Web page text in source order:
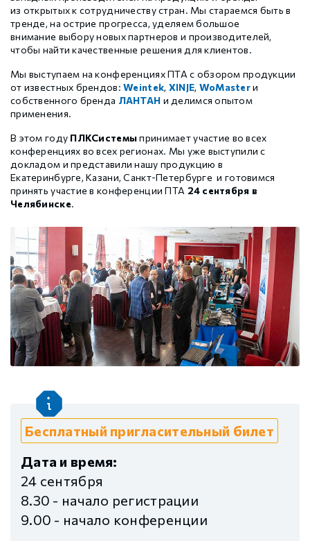
из открытых к сотрудничеству стран. Мы стараемся быть в
тренде, на острие прогресса, уделяем большое
внимание выбору новых партнеров и производителей,
чтобы найти качественные решения для клиентов.
Мы выступаем на конференциях ПТА с обзором продукции
от известных брендов:Weintek, XINJE, WoMasterи
собственного бренда ЛАНТАН и делимся опытом
применения.
В этом году ПЛКСистемыпринимает участие во всех
конференциях во всех регионах. Мы уже выступили с
докладом и представили нашу продукцию в
Екатеринбурге, Казани, Санкт-Петербурге и готовимся
принять участие в конференции ПТА 24 сентября в
Челябинске.
Бесплатный пригласительный билет
Дата и время:
24 сентября
8.30 - начало регистрации
9.00 - начало конференции
Стабур
Xinje XG
Xinje XP (PLC+HMI)
Xinje HVAC
Xinje Аксессуары
GCAN
Беспроводное оборудование WoMaster
Xinje Аксессуары
Серводрайверы Xinje DL6 Высокоточные
Серводвигатели Xinje MF3
Аксессуары Xinje
Шаговые драйверы Xinje DP3L (высоковольтные
импульсные с разомкнутым контуром)
Шаговые драйверы Xinje DP3S (Modbus RTU, с
замкнутым контуром)
Шаговые драйверы Xinje DP3SL (Modbus RTU, с
разомкнутым контуром)
Шаговые двигатели MP3 с замкнутым контуром
управления
Шаговые двигатели MP3 с разомкнутым контуром
Аксессуары Xinje